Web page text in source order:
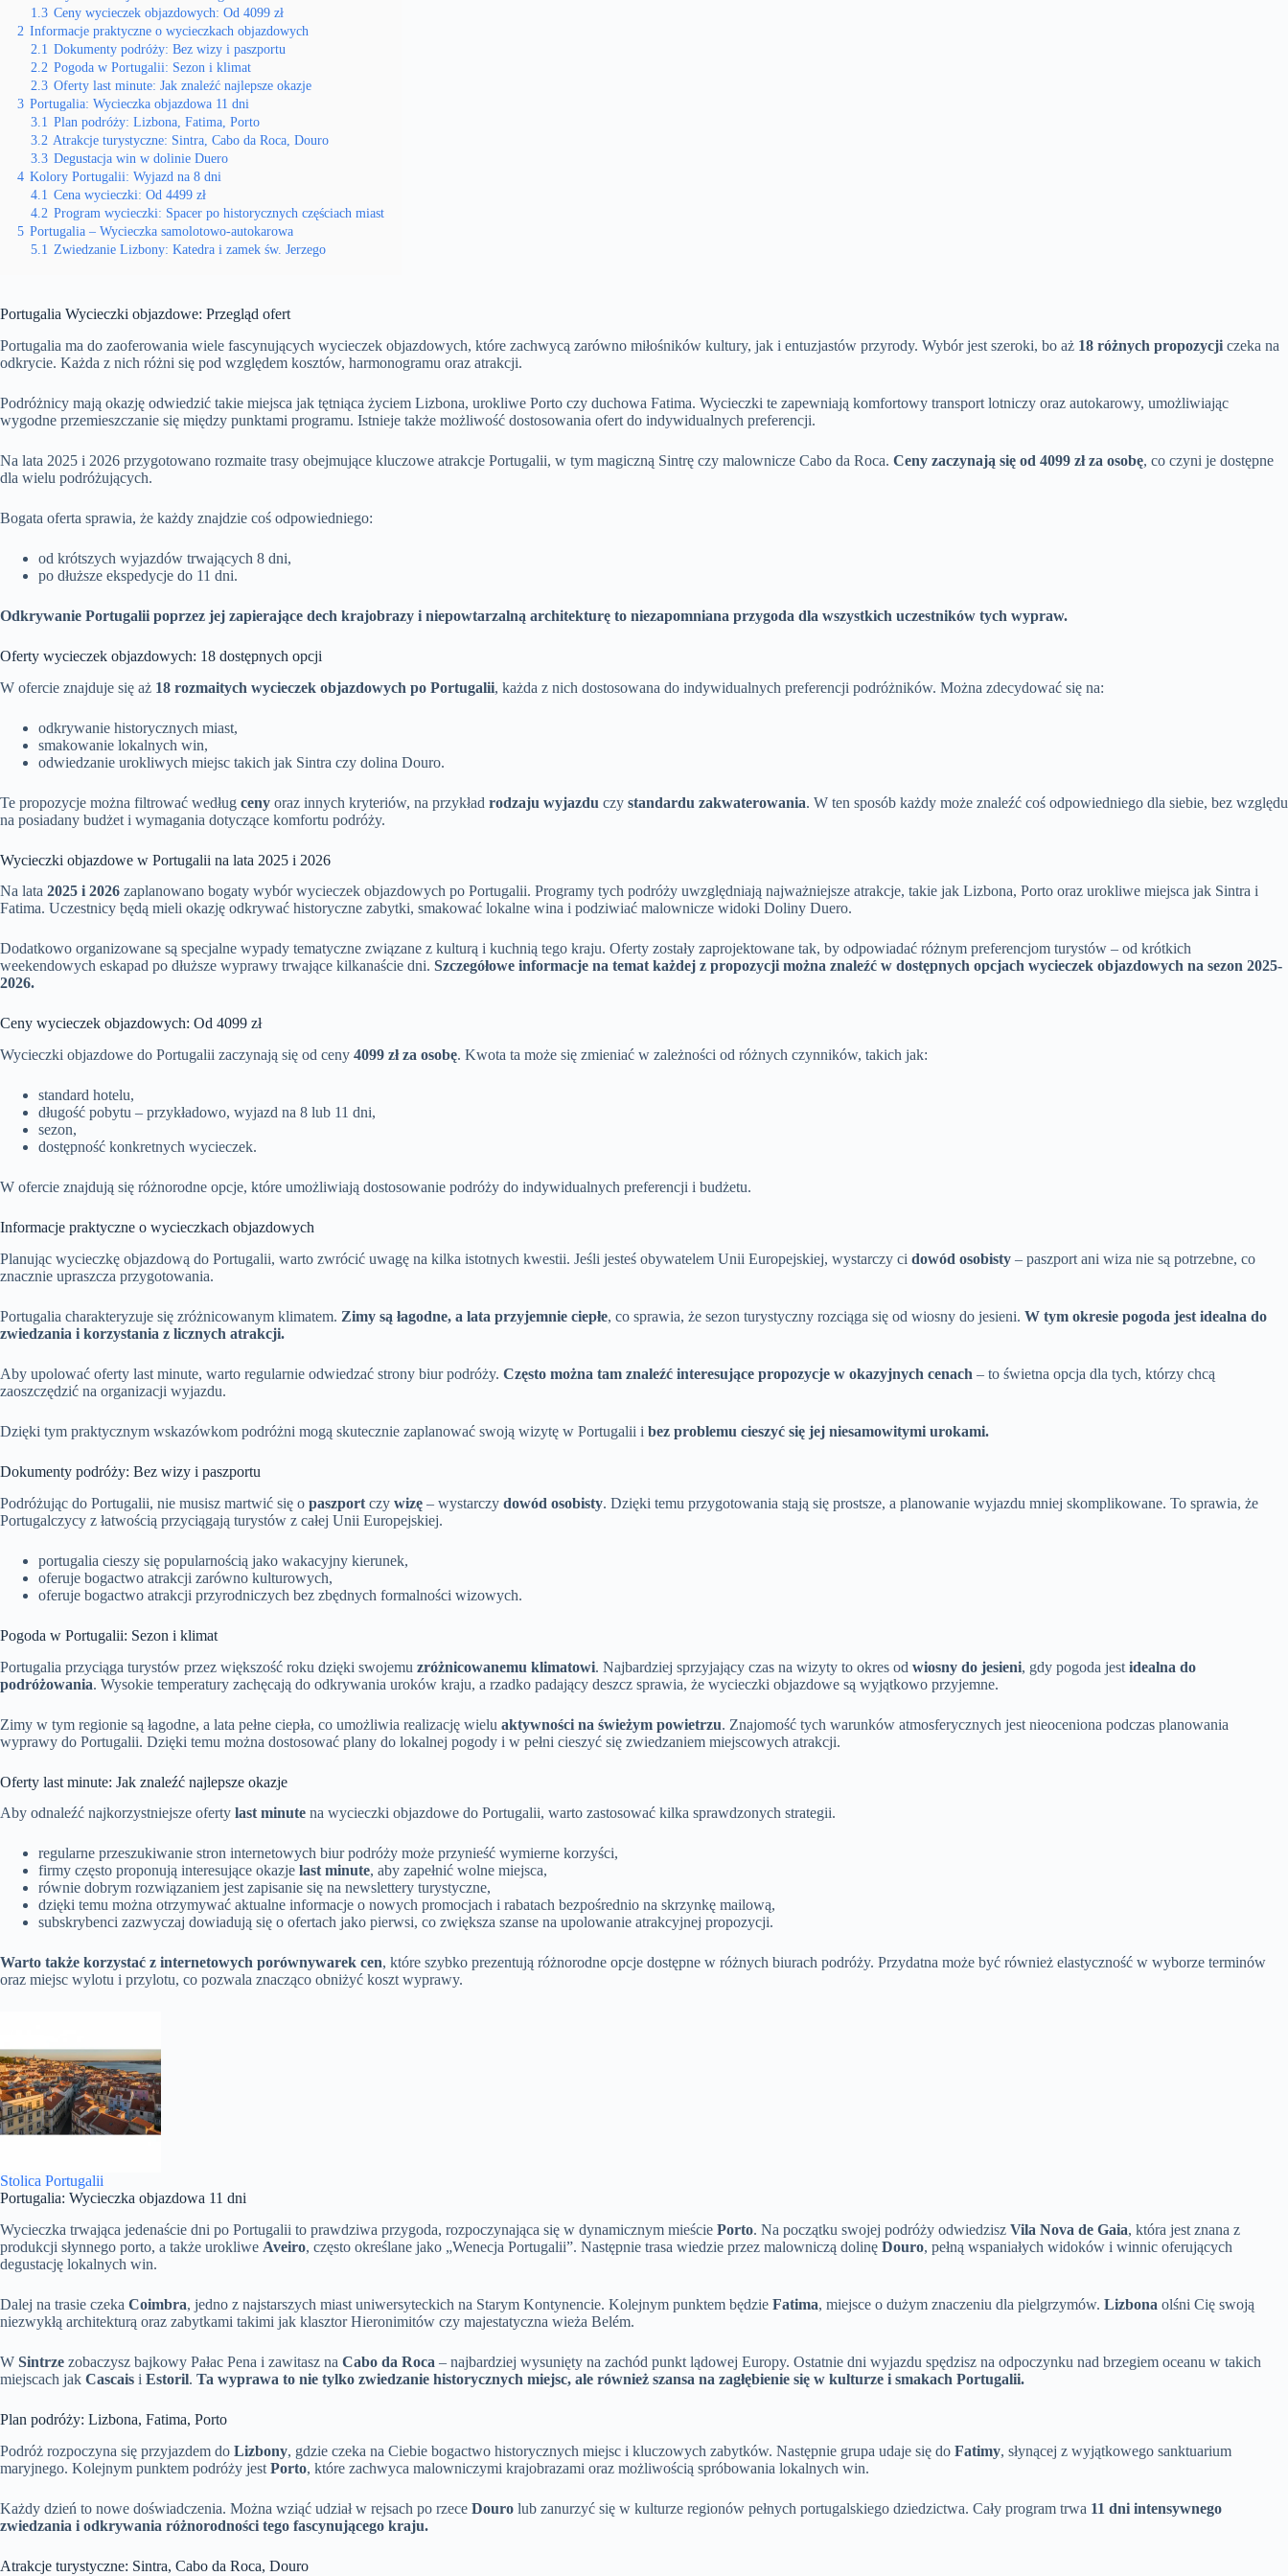
1.3 Ceny wycieczek objazdowych: Od 4099 zł
2 Informacje praktyczne o wycieczkach objazdowych
2.1 Dokumenty podróży: Bez wizy i paszportu
2.2 Pogoda w Portugalii: Sezon i klimat
2.3 Oferty last minute: Jak znaleźć najlepsze okazje
3 Portugalia: Wycieczka objazdowa 11 dni
3.1 Plan podróży: Lizbona, Fatima, Porto
3.2 Atrakcje turystyczne: Sintra, Cabo da Roca, Douro
3.3 Degustacja win w dolinie Duero
4 Kolory Portugalii: Wyjazd na 8 dni
4.1 Cena wycieczki: Od 4499 zł
4.2 Program wycieczki: Spacer po historycznych częściach miast
5 Portugalia – Wycieczka samolotowo-autokarowa
5.1 Zwiedzanie Lizbony: Katedra i zamek św. Jerzego
Portugalia Wycieczki objazdowe: Przegląd ofert
Portugalia ma do zaoferowania wiele fascynujących wycieczek objazdowych, które zachwycą zarówno miłośników kultury, jak i entuzjastów przyrody. Wybór jest szeroki, bo aż 18 różnych propozycji czeka na
odkrycie. Każda z nich różni się pod względem kosztów, harmonogramu oraz atrakcji.
Podróżnicy mają okazję odwiedzić takie miejsca jak tętniąca życiem Lizbona, urokliwe Porto czy duchowa Fatima. Wycieczki te zapewniają komfortowy transport lotniczy oraz autokarowy, umożliwiając
wygodne przemieszczanie się między punktami programu. Istnieje także możliwość dostosowania ofert do indywidualnych preferencji.
Na lata 2025 i 2026 przygotowano rozmaite trasy obejmujące kluczowe atrakcje Portugalii, w tym magiczną Sintrę czy malownicze Cabo da Roca. Ceny zaczynają się od 4099 zł za osobę, co czyni je dostępne
dla wielu podróżujących.
Bogata oferta sprawia, że każdy znajdzie coś odpowiedniego:
od krótszych wyjazdów trwających 8 dni,
po dłuższe ekspedycje do 11 dni.
Odkrywanie Portugalii poprzez jej zapierające dech krajobrazy i niepowtarzalną architekturę to niezapomniana przygoda dla wszystkich uczestników tych wypraw.
Oferty wycieczek objazdowych: 18 dostępnych opcji
W ofercie znajduje się aż 18 rozmaitych wycieczek objazdowych po Portugalii, każda z nich dostosowana do indywidualnych preferencji podróżników. Można zdecydować się na:
odkrywanie historycznych miast,
smakowanie lokalnych win,
odwiedzanie urokliwych miejsc takich jak Sintra czy dolina Douro.
Te propozycje można filtrować według ceny oraz innych kryteriów, na przykład rodzaju wyjazdu czy standardu zakwaterowania. W ten sposób każdy może znaleźć coś odpowiedniego dla siebie, bez względu
na posiadany budżet i wymagania dotyczące komfortu podróży.
Wycieczki objazdowe w Portugalii na lata 2025 i 2026
Na lata 2025 i 2026 zaplanowano bogaty wybór wycieczek objazdowych po Portugalii. Programy tych podróży uwzględniają najważniejsze atrakcje, takie jak Lizbona, Porto oraz urokliwe miejsca jak Sintra i
Fatima. Uczestnicy będą mieli okazję odkrywać historyczne zabytki, smakować lokalne wina i podziwiać malownicze widoki Doliny Duero.
Dodatkowo organizowane są specjalne wypady tematyczne związane z kulturą i kuchnią tego kraju. Oferty zostały zaprojektowane tak, by odpowiadać różnym preferencjom turystów – od krótkich
weekendowych eskapad po dłuższe wyprawy trwające kilkanaście dni. Szczegółowe informacje na temat każdej z propozycji można znaleźć w dostępnych opcjach wycieczek objazdowych na sezon 2025-
2026.
Ceny wycieczek objazdowych: Od 4099 zł
Wycieczki objazdowe do Portugalii zaczynają się od ceny 4099 zł za osobę. Kwota ta może się zmieniać w zależności od różnych czynników, takich jak:
standard hotelu,
długość pobytu – przykładowo, wyjazd na 8 lub 11 dni,
sezon,
dostępność konkretnych wycieczek.
W ofercie znajdują się różnorodne opcje, które umożliwiają dostosowanie podróży do indywidualnych preferencji i budżetu.
Informacje praktyczne o wycieczkach objazdowych
Planując wycieczkę objazdową do Portugalii, warto zwrócić uwagę na kilka istotnych kwestii. Jeśli jesteś obywatelem Unii Europejskiej, wystarczy ci dowód osobisty – paszport ani wiza nie są potrzebne, co
znacznie upraszcza przygotowania.
Portugalia charakteryzuje się zróżnicowanym klimatem. Zimy są łagodne, a lata przyjemnie ciepłe, co sprawia, że sezon turystyczny rozciąga się od wiosny do jesieni. W tym okresie pogoda jest idealna do
zwiedzania i korzystania z licznych atrakcji.
Aby upolować oferty last minute, warto regularnie odwiedzać strony biur podróży. Często można tam znaleźć interesujące propozycje w okazyjnych cenach – to świetna opcja dla tych, którzy chcą
zaoszczędzić na organizacji wyjazdu.
Dzięki tym praktycznym wskazówkom podróżni mogą skutecznie zaplanować swoją wizytę w Portugalii i bez problemu cieszyć się jej niesamowitymi urokami.
Dokumenty podróży: Bez wizy i paszportu
Podróżując do Portugalii, nie musisz martwić się o paszport czy wizę – wystarczy dowód osobisty. Dzięki temu przygotowania stają się prostsze, a planowanie wyjazdu mniej skomplikowane. To sprawia, że
Portugalczycy z łatwością przyciągają turystów z całej Unii Europejskiej.
portugalia cieszy się popularnością jako wakacyjny kierunek,
oferuje bogactwo atrakcji zarówno kulturowych,
oferuje bogactwo atrakcji przyrodniczych bez zbędnych formalności wizowych.
Pogoda w Portugalii: Sezon i klimat
Portugalia przyciąga turystów przez większość roku dzięki swojemu zróżnicowanemu klimatowi. Najbardziej sprzyjający czas na wizyty to okres od wiosny do jesieni, gdy pogoda jest idealna do
podróżowania. Wysokie temperatury zachęcają do odkrywania uroków kraju, a rzadko padający deszcz sprawia, że wycieczki objazdowe są wyjątkowo przyjemne.
Zimy w tym regionie są łagodne, a lata pełne ciepła, co umożliwia realizację wielu aktywności na świeżym powietrzu. Znajomość tych warunków atmosferycznych jest nieoceniona podczas planowania
wyprawy do Portugalii. Dzięki temu można dostosować plany do lokalnej pogody i w pełni cieszyć się zwiedzaniem miejscowych atrakcji.
Oferty last minute: Jak znaleźć najlepsze okazje
Aby odnaleźć najkorzystniejsze oferty last minute na wycieczki objazdowe do Portugalii, warto zastosować kilka sprawdzonych strategii.
regularne przeszukiwanie stron internetowych biur podróży może przynieść wymierne korzyści,
firmy często proponują interesujące okazje last minute, aby zapełnić wolne miejsca,
równie dobrym rozwiązaniem jest zapisanie się na newslettery turystyczne,
dzięki temu można otrzymywać aktualne informacje o nowych promocjach i rabatach bezpośrednio na skrzynkę mailową,
subskrybenci zazwyczaj dowiadują się o ofertach jako pierwsi, co zwiększa szanse na upolowanie atrakcyjnej propozycji.
Warto także korzystać z internetowych porównywarek cen, które szybko prezentują różnorodne opcje dostępne w różnych biurach podróży. Przydatna może być również elastyczność w wyborze terminów
oraz miejsc wylotu i przylotu, co pozwala znacząco obniżyć koszt wyprawy.
Stolica Portugalii
Portugalia: Wycieczka objazdowa 11 dni
Wycieczka trwająca jedenaście dni po Portugalii to prawdziwa przygoda, rozpoczynająca się w dynamicznym mieście Porto. Na początku swojej podróży odwiedzisz Vila Nova de Gaia, która jest znana z
produkcji słynnego porto, a także urokliwe Aveiro, często określane jako „Wenecja Portugalii”. Następnie trasa wiedzie przez malowniczą dolinę Douro, pełną wspaniałych widoków i winnic oferujących
degustację lokalnych win.
Dalej na trasie czeka Coimbra, jedno z najstarszych miast uniwersyteckich na Starym Kontynencie. Kolejnym punktem będzie Fatima, miejsce o dużym znaczeniu dla pielgrzymów. Lizbona olśni Cię swoją
niezwykłą architekturą oraz zabytkami takimi jak klasztor Hieronimitów czy majestatyczna wieża Belém.
W Sintrze zobaczysz bajkowy Pałac Pena i zawitasz na Cabo da Roca – najbardziej wysunięty na zachód punkt lądowej Europy. Ostatnie dni wyjazdu spędzisz na odpoczynku nad brzegiem oceanu w takich
miejscach jak Cascais i Estoril. Ta wyprawa to nie tylko zwiedzanie historycznych miejsc, ale również szansa na zagłębienie się w kulturze i smakach Portugalii.
Plan podróży: Lizbona, Fatima, Porto
Podróż rozpoczyna się przyjazdem do Lizbony, gdzie czeka na Ciebie bogactwo historycznych miejsc i kluczowych zabytków. Następnie grupa udaje się do Fatimy, słynącej z wyjątkowego sanktuarium
maryjnego. Kolejnym punktem podróży jest Porto, które zachwyca malowniczymi krajobrazami oraz możliwością spróbowania lokalnych win.
Każdy dzień to nowe doświadczenia. Można wziąć udział w rejsach po rzece Douro lub zanurzyć się w kulturze regionów pełnych portugalskiego dziedzictwa. Cały program trwa 11 dni intensywnego
zwiedzania i odkrywania różnorodności tego fascynującego kraju.
Atrakcje turystyczne: Sintra, Cabo da Roca, Douro